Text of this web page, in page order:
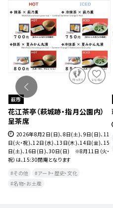
萩市
花江茶亭（萩城跡・指月公園内）
呈茶席
2026年8月2日(日)、8日(土)、9日(日)、11
日(火・祝)、12日(水)、13日(木)、14日(金)、15
日(土)、16日(日)、30日(日) ※8月11日（火・
祝）は、15:30閉庵となります
その他
アート・歴史・文化
名物・お土産